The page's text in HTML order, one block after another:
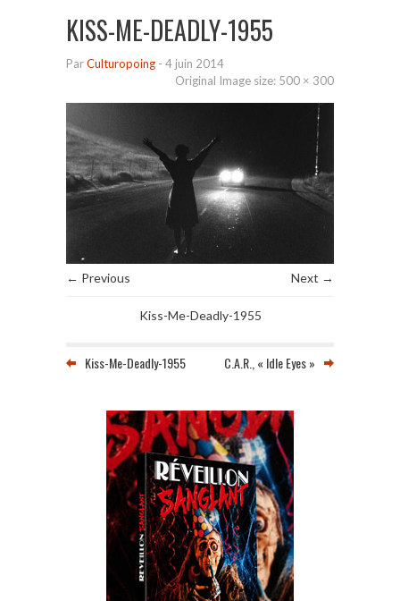
KISS-ME-DEADLY-1955
ParCulturopoing - 4 juin 2014
Original Image size: 500 × 300
← Previous Next →
Kiss-Me-Deadly-1955
Kiss-Me-Deadly-1955 C.A.R., « Idle Eyes »